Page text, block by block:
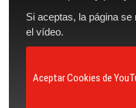
Si aceptas, la página
el vídeo.
Aceptar Cookies de